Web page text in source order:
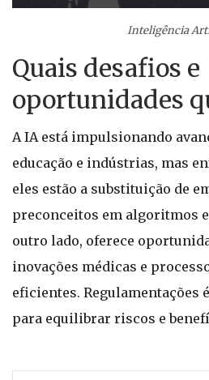
Inteligência
Quais desafios e
oportunidades
A IA está impulsionando
educação e indústrias, mas
eles estão a substituição de
preconceitos em algoritmos
outro lado, oferece
inovações médicas e
eficientes. Regulamentações
para equilibrar riscos e